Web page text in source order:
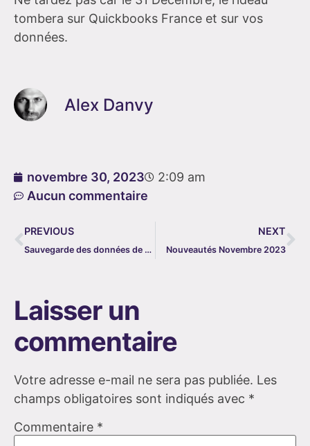
tombera sur Quickbooks France et sur vos
données.
Alex Danvy
novembre 30, 2023
2:09 am
Aucun commentaire
PREVIOUS
Sauvegarde des données de facturation et de comptabilité
NEXT
Nouveautés Novembre 2023
Laisser un
commentaire
Votre adresse e-mail ne sera pas publiée. Les
champs obligatoires sont indiqués avec *
Commentaire *